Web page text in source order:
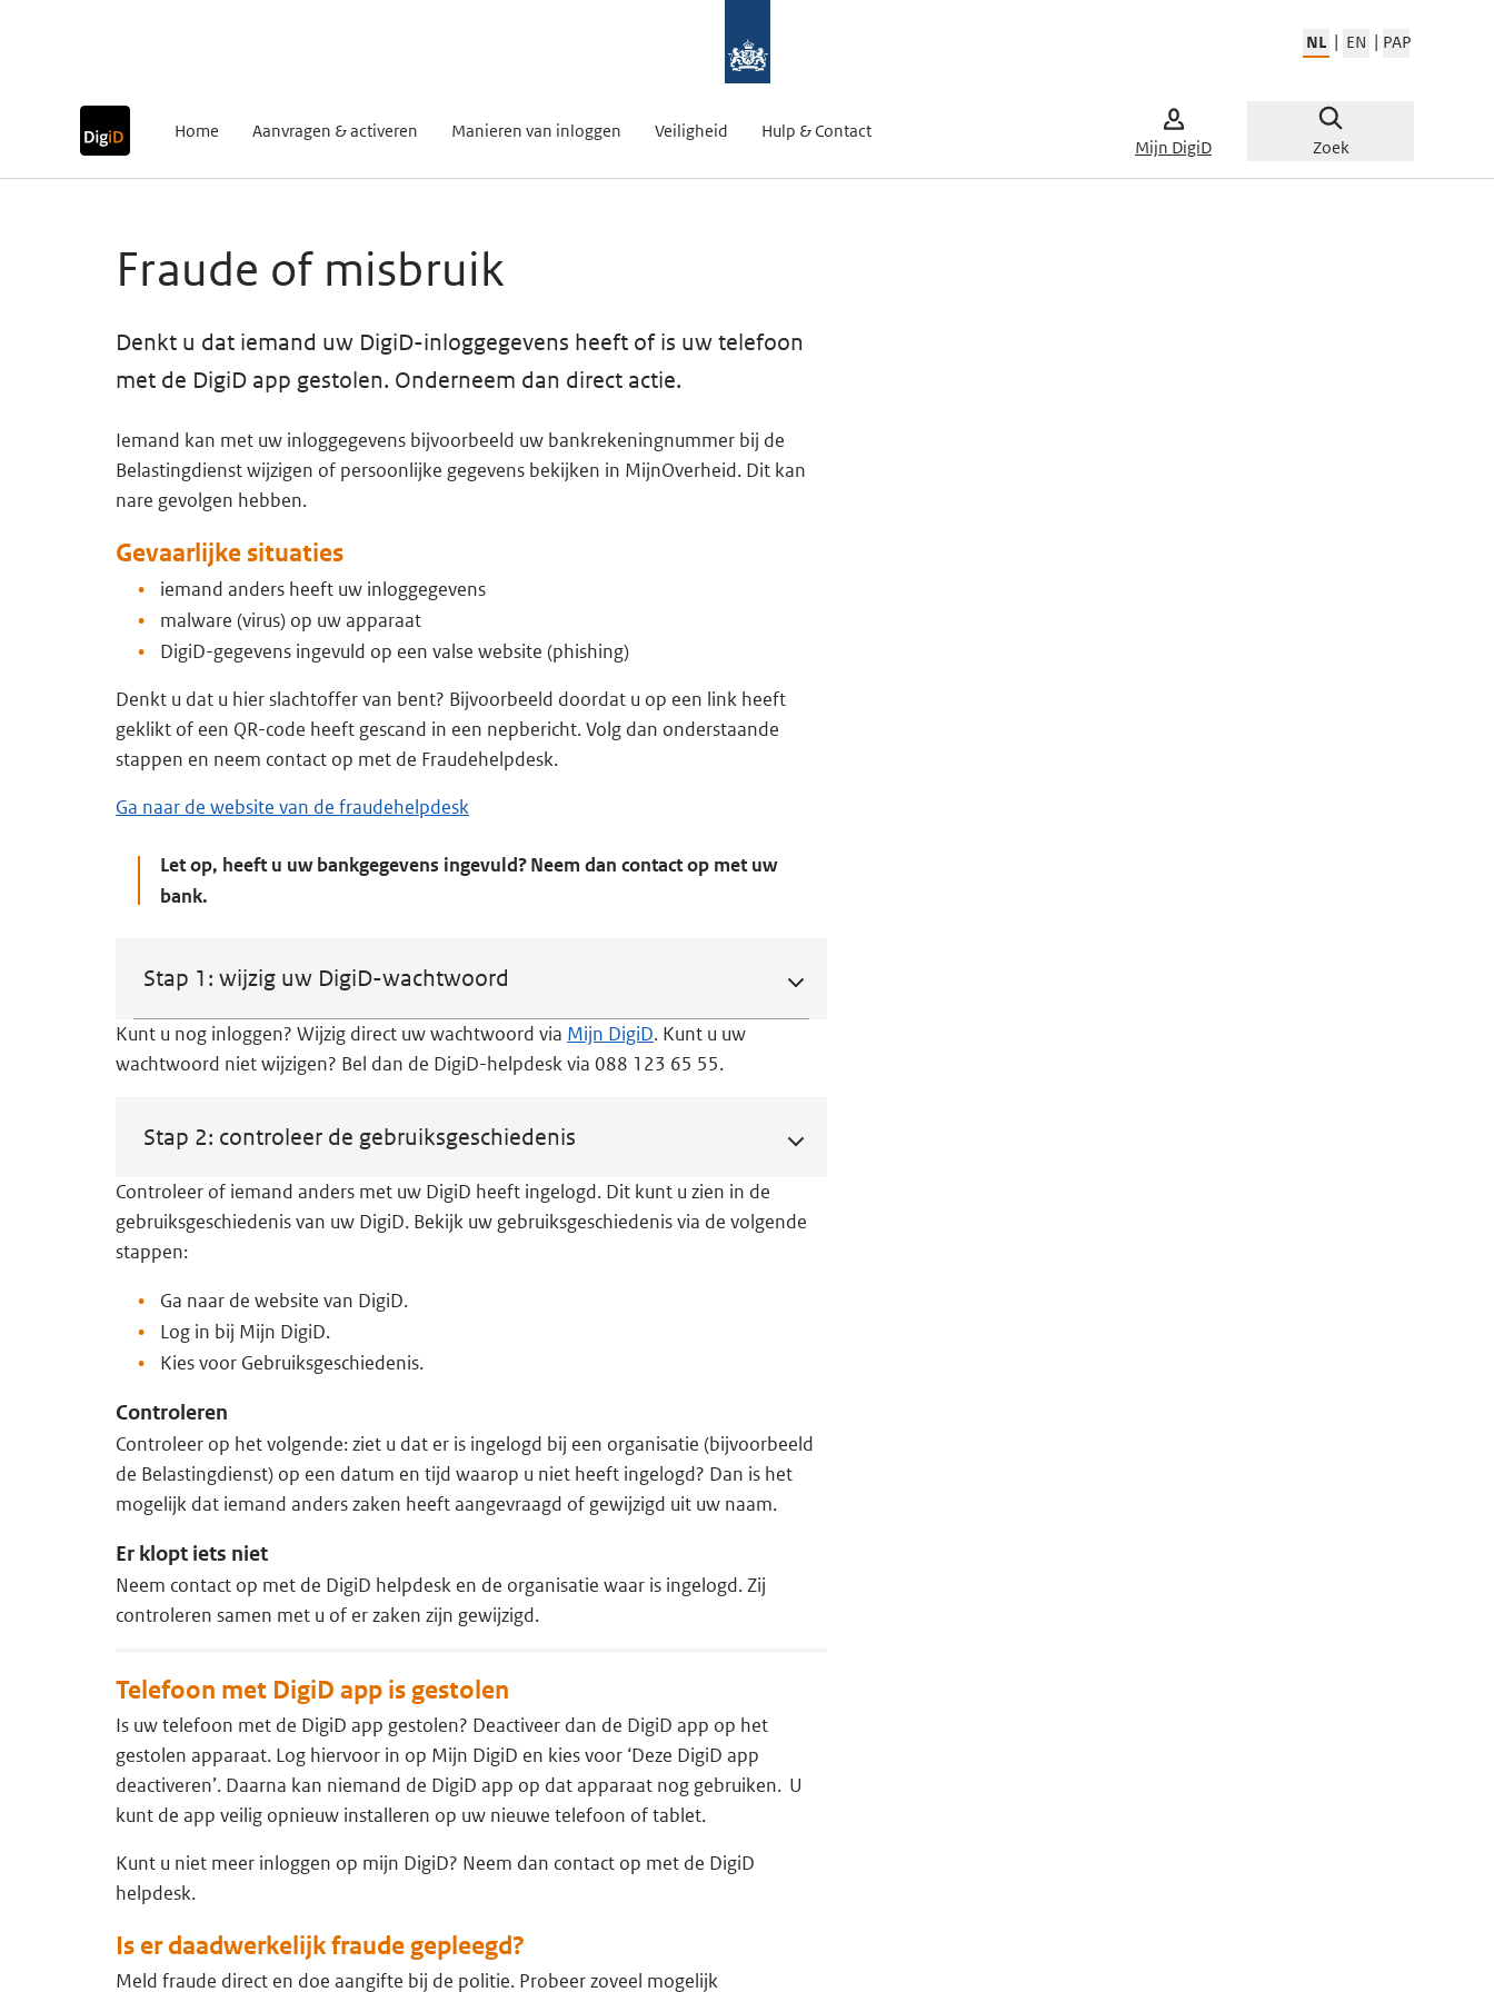
NL | EN | PAP
Home Aanvragen & activeren Manieren van inloggen Veiligheid Hulp & Contact
Mijn DigiD Zoek
Fraude of misbruik
Denkt u dat iemand uw DigiD-inloggegevens heeft of is uw telefoon
met de DigiD app gestolen. Onderneem dan direct actie.
Iemand kan met uw inloggegevens bijvoorbeeld uw bankrekeningnummer bij de
Belastingdienst wijzigen of persoonlijke gegevens bekijken in MijnOverheid. Dit kan
nare gevolgen hebben.
Gevaarlijke situaties
iemand anders heeft uw inloggegevens
malware (virus) op uw apparaat
DigiD-gegevens ingevuld op een valse website (phishing)
Denkt u dat u hier slachtoffer van bent? Bijvoorbeeld doordat u op een link heeft
geklikt of een QR-code heeft gescand in een nepbericht. Volg dan onderstaande
stappen en neem contact op met de Fraudehelpdesk.
Ga naar de website van de fraudehelpdesk
Let op, heeft u uw bankgegevens ingevuld? Neem dan contact op met uw
bank.
Stap 1: wijzig uw DigiD-wachtwoord
Kunt u nog inloggen? Wijzig direct uw wachtwoord via Mijn DigiD. Kunt u uw
wachtwoord niet wijzigen? Bel dan de DigiD-helpdesk via 088 123 65 55.
Stap 2: controleer de gebruiksgeschiedenis
Controleer of iemand anders met uw DigiD heeft ingelogd. Dit kunt u zien in de
gebruiksgeschiedenis van uw DigiD. Bekijk uw gebruiksgeschiedenis via de volgende
stappen:
Ga naar de website van DigiD.
Log in bij Mijn DigiD.
Kies voor Gebruiksgeschiedenis.
Controleren
Controleer op het volgende: ziet u dat er is ingelogd bij een organisatie (bijvoorbeeld
de Belastingdienst) op een datum en tijd waarop u niet heeft ingelogd? Dan is het
mogelijk dat iemand anders zaken heeft aangevraagd of gewijzigd uit uw naam.
Er klopt iets niet
Neem contact op met de DigiD helpdesk en de organisatie waar is ingelogd. Zij
controleren samen met u of er zaken zijn gewijzigd.
Telefoon met DigiD app is gestolen
Is uw telefoon met de DigiD app gestolen? Deactiveer dan de DigiD app op het
gestolen apparaat. Log hiervoor in op Mijn DigiD en kies voor ‘Deze DigiD app
deactiveren’. Daarna kan niemand de DigiD app op dat apparaat nog gebruiken. U
kunt de app veilig opnieuw installeren op uw nieuwe telefoon of tablet.
Kunt u niet meer inloggen op mijn DigiD? Neem dan contact op met de DigiD
helpdesk.
Is er daadwerkelijk fraude gepleegd?
Meld fraude direct en doe aangifte bij de politie. Probeer zoveel mogelijk